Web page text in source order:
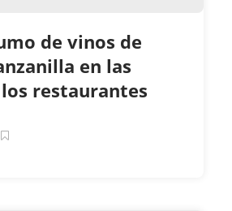
de vinos de
en las
restaurantes